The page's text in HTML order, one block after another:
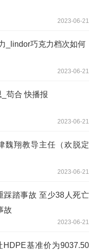
2023-06-21
_lindor巧克力档次如何
2023-06-21
苟合 快播报
2023-06-21
魏翔教导主任（欢脱定
2023-06-21
踩踏事故 至少38人死亡
故
2023-06-21
基准价为9037.50